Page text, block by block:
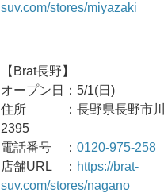
suv.com/stores/miyazaki
【Brat長野】
オープン日：5/1(日)
住所 ：長野県長野市川
2395
電話番号 ：0120-975-258
店舗URL ： https://brat-
suv.com/stores/nagano